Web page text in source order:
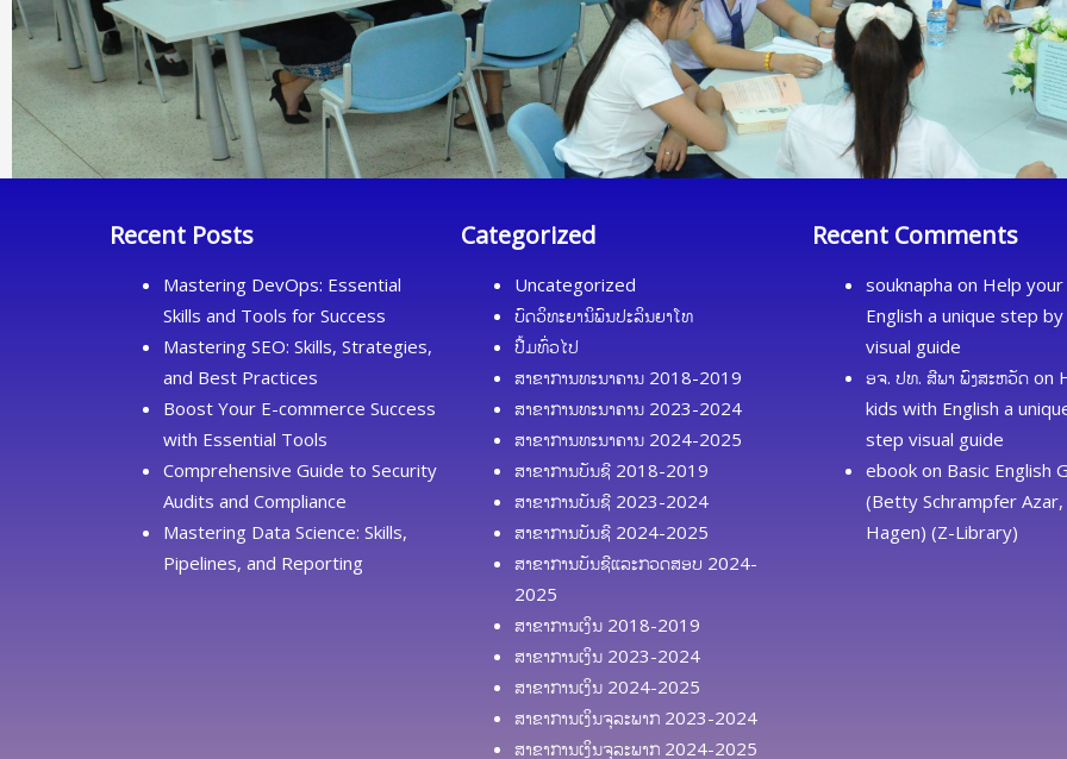
Recent Posts
Mastering DevOps: Essential
Skills and Tools for Success
Mastering SEO: Skills, Strategies,
and Best Practices
Boost Your E-commerce Success
with Essential Tools
Comprehensive Guide to Security
Audits and Compliance
Mastering Data Science: Skills,
Pipelines, and Reporting
Categorized
Uncategorized
ບົດວິທະຍານິພົນປະລິນຍາໂທ
ປື້ມທົ່ວໄປ
ສາຂາການທະນາຄານ 2018-2019
ສາຂາການທະນາຄານ 2023-2024
ສາຂາການທະນາຄານ 2024-2025
ສາຂາການບັນຊີ 2018-2019
ສາຂາການບັນຊີ 2023-2024
ສາຂາການບັນຊີ 2024-2025
ສາຂາການບັນຊີແລະກວດສອບ 2024-
2025
ສາຂາການເງິນ 2018-2019
ສາຂາການເງິນ 2023-2024
ສາຂາການເງິນ 2024-2025
ສາຂາການເງິນຈຸລະພາກ 2023-2024
ສາຂາການເງິນຈຸລະພາກ 2024-2025
Recent Comments
souknapha on Help
English a unique step
visual guide
ອຈ. ປທ. ສີພາ ພົງສະຫວັດ on
kids with English a
step visual guide
ebook on Basic English
(Betty Schrampfer Azar,
Hagen) (Z-Library)